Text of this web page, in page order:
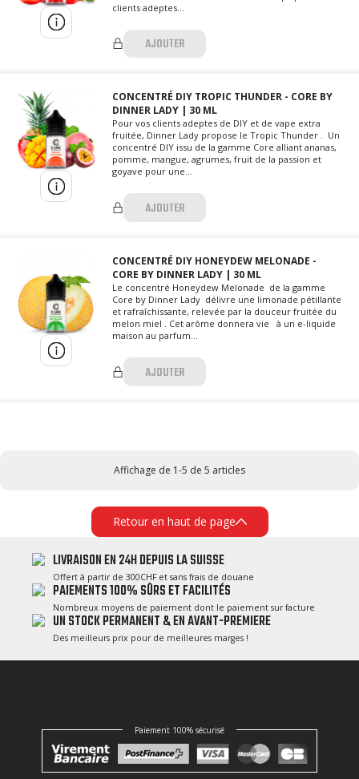
clients adeptes...
AJOUTER
CONCENTRÉ DIY TROPIC THUNDER - CORE BY
DINNER LADY | 30 ML
Pour vos clients adeptes de DIY et de vape extra
fruitée, Dinner Lady propose le Tropic Thunder . Un
concentré DIY issu de la gamme Core alliant ananas,
pomme, mangue, agrumes, fruit de la passion et
goyave pour une...
AJOUTER
CONCENTRÉ DIY HONEYDEW MELONADE -
CORE BY DINNER LADY | 30 ML
Le concentré Honeydew Melonade de la gamme
Core by Dinner Lady délivre une limonade pétillante
et rafraîchissante, relevée par la douceur fruitée du
melon miel . Cet arôme donnera vie à un e-liquide
maison au parfum...
AJOUTER
Affichage de 1-5 de 5 articles
Retour en haut de page
LIVRAISON EN 24H DEPUIS LA SUISSE
Offert à partir de 300CHF et sans frais de douane
PAIEMENTS 100% SÛRS ET FACILITÉS
Nombreux moyens de paiement dont le paiement sur facture
UN STOCK PERMANENT & EN AVANT-PREMIERE
Des meilleurs prix pour de meilleures marges !
Paiement 100% sécurisé